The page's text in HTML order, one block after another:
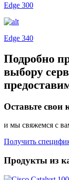
Edge 300
Edge 340
Подробно
выбору
Оставьте свои
и мы свяжемся с
Получить
Продукты из